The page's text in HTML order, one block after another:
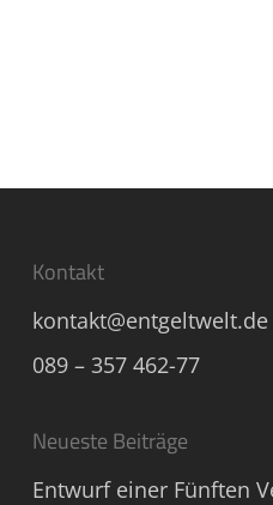
Kontakt
kontakt@entgeltwelt.de
089 – 357 462-77
Neueste Beiträge
Entwurf einer Fünften